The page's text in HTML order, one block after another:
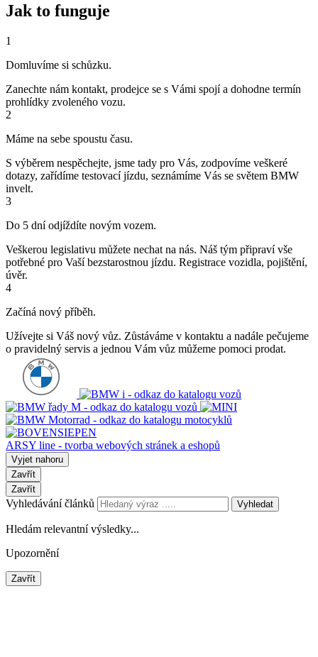
Jak to funguje
1
Domluvíme si schůzku.
Zanechte nám kontakt, prodejce se s Vámi spojí a dohodne termín
prohlídky zvoleného vozu.
2
Máme na sebe spoustu času.
S výběrem nespěchejte, jsme tady pro Vás, zodpovíme veškeré
dotazy, zařídíme testovací jízdu, seznámíme Vás se světem BMW
invelt.
3
Do 5 dní odjíždíte novým vozem.
Veškerou legislativu můžete nechat na nás. Náš tým připraví vše
potřebné pro Vaší bezstarostnou jízdu. Registrace vozidla, pojištění,
úvěr.
4
Začíná nový příběh.
Užívejte si Váš nový vůz. Zůstáváme v kontaktu a nadále pečujeme
o pravidelný servis a jednou Vám vůz můžeme pomoci prodat.
ARSY line - tvorba webových stránek a eshopů
Vyjet nahoru
Zavřít
Zavřít
Vyhledávání článků Vyhledat
Hledám relevantní výsledky...
Upozornění
Zavřít